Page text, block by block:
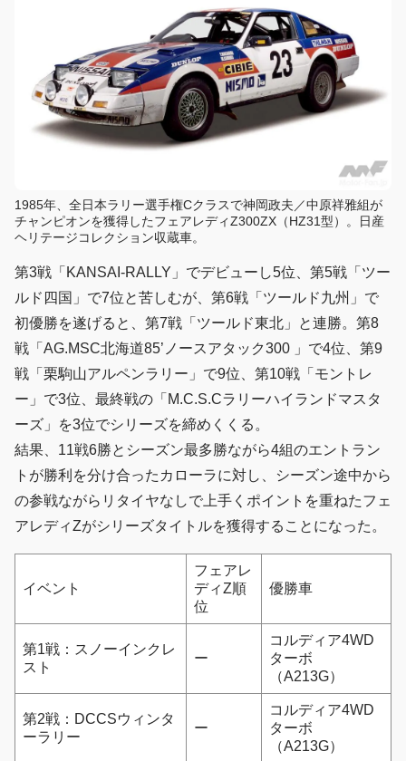
1985年、全日本ラリー選手権Cクラスで神岡政夫／中原祥雅組が
チャンピオンを獲得したフェアレディZ300ZX（HZ31型）。日産
ヘリテージコレクション収蔵車。
第3戦「KANSAI-RALLY」でデビューし5位、第5戦「ツー
ルド四国」で7位と苦しむが、第6戦「ツールド九州」で
初優勝を遂げると、第7戦「ツールド東北」と連勝。第8
戦「AG.MSC北海道85’ノースアタック300 」で4位、第9
戦「栗駒山アルペンラリー」で9位、第10戦「モントレ
ー」で3位、最終戦の「M.C.S.Cラリーハイランドマスタ
ーズ」を3位でシリーズを締めくくる。
結果、11戦6勝とシーズン最多勝ながら4組のエントラン
トが勝利を分け合ったカローラに対し、シーズン途中から
の参戦ながらリタイヤなしで上手くポイントを重ねたフェ
アレディZがシリーズタイトルを獲得することになった。
イベント
フェアレ
ディZ順
位
優勝車
第1戦：スノーインクレ
スト
ー
コルディア4WD
ターボ
（A213G）
第2戦：DCCSウィンタ
ーラリー
ー
コルディア4WD
ターボ
（A213G）